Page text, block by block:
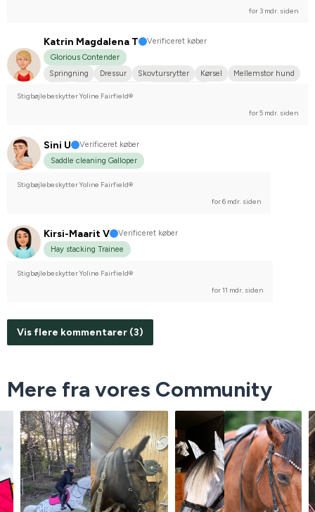
for 3 mdr. siden
Katrin Magdalena T
Verificeret køber
Glorious Contender
Springning
Dressur Skovtursrytter Kørsel
Mellemstor hund
Stigbøjlebeskytter Yoline Fairfield®
for 5 mdr. siden
Sini U
Verificeret køber
Saddle cleaning Galloper
Stigbøjlebeskytter Yoline Fairfield®
for 6 mdr. siden
Kirsi-Maarit V
Verificeret køber
Hay stacking Trainee
Stigbøjlebeskytter Yoline Fairfield®
for 11 mdr. siden
Vis flere kommentarer (3)
Mere fra vores Community